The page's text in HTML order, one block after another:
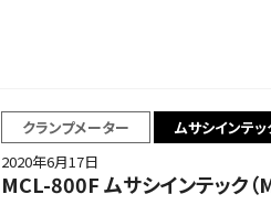
クランプメーター
ムサシインテ
2020年6月17日
MCL-800F ムサシインテック